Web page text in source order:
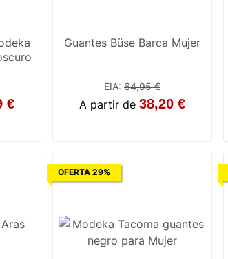
€
Guantes Büse Barca Mujer
EIA: 64,95 €
A partir de 38,20 €
OFERTA 29%